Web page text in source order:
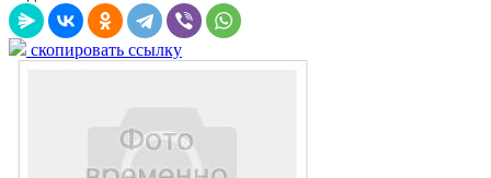
скопировать ссылку